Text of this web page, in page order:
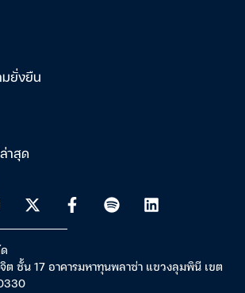
มยั่งยืน
าสุด
ชั้น 17 อาคารมหาทุนพลาซ่า แขวงลุมพินี เขต